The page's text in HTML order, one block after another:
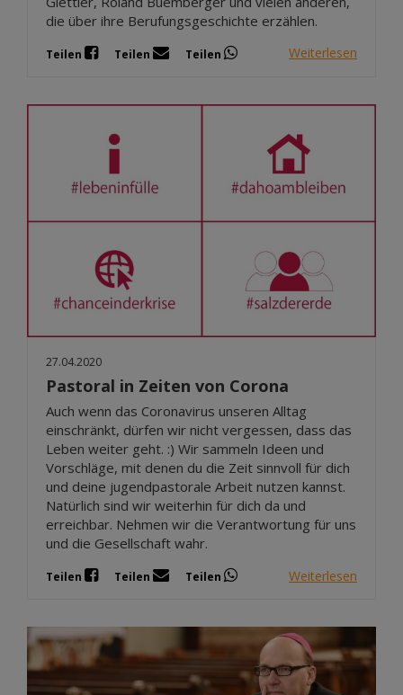
die über ihre Berufungsgeschichte erzählen.
Teilen Teilen Teilen Weiterlesen
27.04.2020
Pastoral in Zeiten von Corona
Auch wenn das Coronavirus unseren Alltag
einschränkt, dürfen wir nicht vergessen, dass das
Leben weiter geht. :) Wir sammeln Ideen und
Vorschläge, mit denen du die Zeit sinnvoll für dich
und deine jugendpastorale Arbeit nutzen kannst.
Natürlich sind wir weiterhin für dich da und
erreichbar. Nehmen wir die Verantwortung für uns
und die Gesellschaft wahr.
Teilen Teilen Teilen Weiterlesen